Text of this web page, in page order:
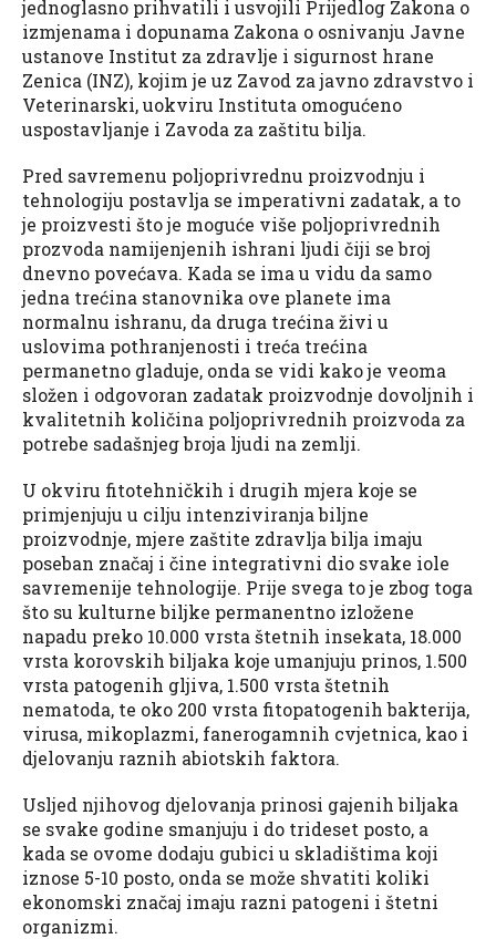
jednoglasno prihvatili i usvojili Prijedlog Zakona o
izmjenama i dopunama Zakona o osnivanju Javne
ustanove Institut za zdravlje i sigurnost hrane
Zenica (INZ), kojim je uz Zavod za javno zdravstvo i
Veterinarski, uokviru Instituta omogućeno
uspostavljanje i Zavoda za zaštitu bilja.
Pred savremenu poljoprivrednu proizvodnju i
tehnologiju postavlja se imperativni zadatak, a to
je proizvesti što je moguće više poljoprivrednih
prozvoda namijenjenih ishrani ljudi čiji se broj
dnevno povećava. Kada se ima u vidu da samo
jedna trećina stanovnika ove planete ima
normalnu ishranu, da druga trećina živi u
uslovima pothranjenosti i treća trećina
permanetno gladuje, onda se vidi kako je veoma
složen i odgovoran zadatak proizvodnje dovoljnih i
kvalitetnih količina poljoprivrednih proizvoda za
potrebe sadašnjeg broja ljudi na zemlji.
U okviru fitotehničkih i drugih mjera koje se
primjenjuju u cilju intenziviranja biljne
proizvodnje, mjere zaštite zdravlja bilja imaju
poseban značaj i čine integrativni dio svake iole
savremenije tehnologije. Prije svega to je zbog toga
što su kulturne biljke permanentno izložene
napadu preko 10.000 vrsta štetnih insekata, 18.000
vrsta korovskih biljaka koje umanjuju prinos, 1.500
vrsta patogenih gljiva, 1.500 vrsta štetnih
nematoda, te oko 200 vrsta fitopatogenih bakterija,
virusa, mikoplazmi, fanerogamnih cvjetnica, kao i
djelovanju raznih abiotskih faktora.
Usljed njihovog djelovanja prinosi gajenih biljaka
se svake godine smanjuju i do trideset posto, a
kada se ovome dodaju gubici u skladištima koji
iznose 5-10 posto, onda se može shvatiti koliki
ekonomski značaj imaju razni patogeni i štetni
organizmi.